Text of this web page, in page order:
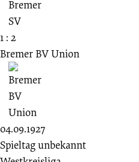
1 : 2
Bremer BV Union
04.09.1927
Spieltag unbekannt